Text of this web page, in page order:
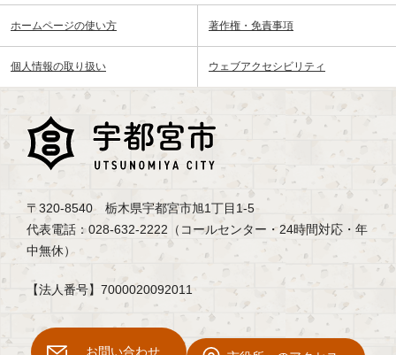
ホームページの使い方 著作権・免責事項
個人情報の取り扱い ウェブアクセシビリティ
〒320-8540 栃木県宇都宮市旭1丁目1-5
代表電話：028-632-2222（コールセンター・24時間対応・年
中無休）
【法人番号】7000020092011
お問い合わせ